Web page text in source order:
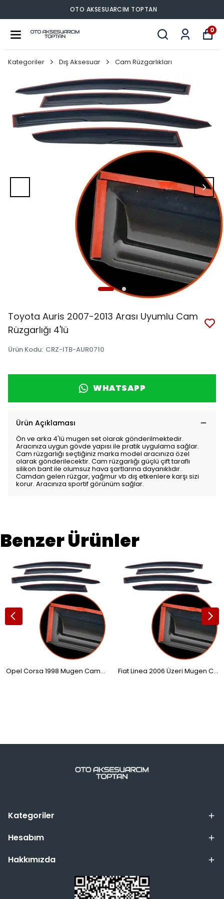
OTO AKSESUARCIM TOPTAN
0
Kategoriler Dış Aksesuar Cam Rüzgarlıkları
Toyota Auris 2007-2013 Arası Uyumlu Cam
Rüzgarlığı 4'lü
Ürün Kodu: CRZ-ITB-AUR0710
WHATSAPP
Ürün Açıklaması
Ön ve arka 4'lü mugen set olarak gönderilmektedir.
Aracınıza uygun gövde yapısı ile pratik uygulama sağlar.
Cam rüzgarlığı seçtiğiniz marka model aracınıza özel
olarak gönderilecektir. Cam rüzgarlığı güçlü çift taraflı
silikon bant ile olumsuz hava şartlarına dayanıklıdır.
Camdan gelen rüzgar, yağmur vb dış etkenlere karşı sizi
korur. Aracınıza sportif görünüm sağlar.
Benzer Ürünler
Opel Corsa 1998 Mugen Cam Rüzgarlığı 4'lü Fiat Linea 2006 Üzeri Mugen Cam Rüzgarlığı 4'lü
Kategoriler
Hesabım
Hakkımızda